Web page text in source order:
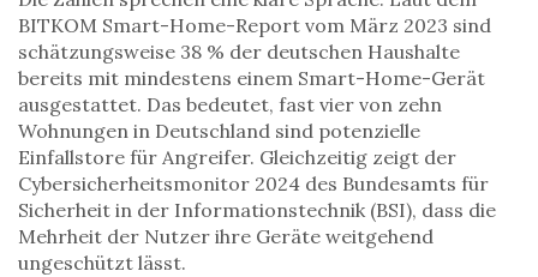
BITKOM Smart-Home-Report vom März 2023 sind
schätzungsweise 38 % der deutschen Haushalte
bereits mit mindestens einem Smart-Home-Gerät
ausgestattet. Das bedeutet, fast vier von zehn
Wohnungen in Deutschland sind potenzielle
Einfallstore für Angreifer. Gleichzeitig zeigt der
Cybersicherheitsmonitor 2024 des Bundesamts für
Sicherheit in der Informationstechnik (BSI), dass die
Mehrheit der Nutzer ihre Geräte weitgehend
ungeschützt lässt.